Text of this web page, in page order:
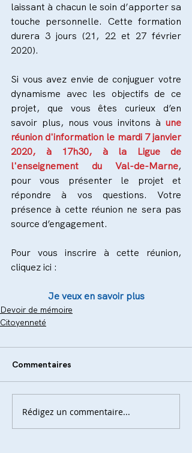
laissant à chacun le soin d’apporter sa
touche personnelle. Cette formation
durera 3 jours (21, 22 et 27 février
2020).
Si vous avez envie de conjuguer votre
dynamisme avec les objectifs de ce
projet, que vous êtes curieux d’en
savoir plus, nous vous invitons à une
réunion d'information le mardi 7 janvier
2020, à 17h30, à la Ligue de
l'enseignement du Val-de-Marne,
pour vous présenter le projet et
répondre à vos questions. Votre
présence à cette réunion ne sera pas
source d’engagement.
Pour vous inscrire à cette réunion,
cliquez ici :
Je veux en savoir plus
Devoir de mémoire
Citoyenneté
Commentaires
Rédigez un commentaire...